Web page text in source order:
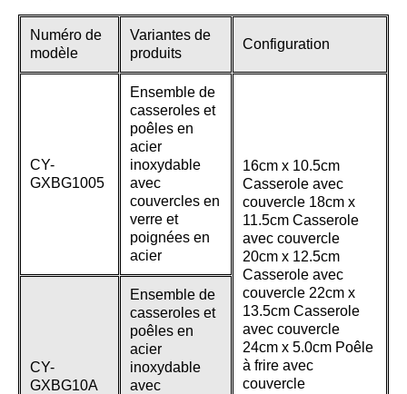
Numéro de
modèle
Variantes de
produits
Configuration
CY-
GXBG1005
Ensemble de
casseroles et
poêles en
acier
inoxydable
avec
couvercles en
verre et
poignées en
acier
16cm x 10.5cm
Casserole avec
couvercle 18cm x
11.5cm Casserole
avec couvercle
20cm x 12.5cm
Casserole avec
couvercle 22cm x
13.5cm Casserole
avec couvercle
24cm x 5.0cm Poêle
à frire avec
couvercle
CY-
GXBG10A
Ensemble de
casseroles et
poêles en
acier
inoxydable
avec